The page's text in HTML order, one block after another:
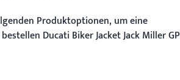
Produktoptionen, um eine
Ducati Biker Jacket Jack Miller GP